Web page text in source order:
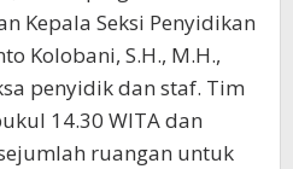
Kepala Seksi Penyidikan
Kolobani, S.H., M.H.,
penyidik dan staf. Tim
14.30 WITA dan
ruangan untuk